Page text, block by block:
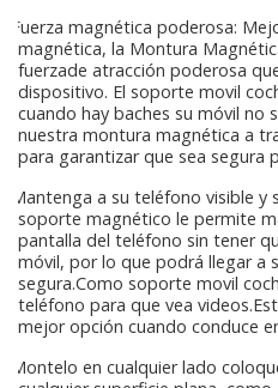
Fuerza magnética poderosa:
magnética, la Montura
fuerzade atracción poderosa
dispositivo. El soporte movil
cuando hay baches su móvil no
nuestra montura magnética a
para garantizar que sea segura
Mantenga a su teléfono visible y
soporte magnético le permite
pantalla del teléfono sin tener
móvil, por lo que podrá llegar a
segura.Como soporte movil
teléfono para que vea
mejor opción cuando conduce
Montelo en cualquier lado